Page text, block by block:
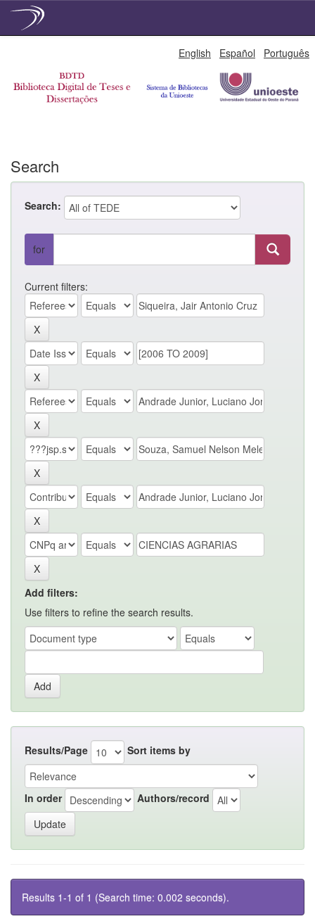
English Español Português
Search
Search:
for
Current filters:
Add filters:
Use filters to refine the search results.
Results/Page Sort items by
In order Authors/record
Results 1-1 of 1 (Search time: 0.002 seconds).